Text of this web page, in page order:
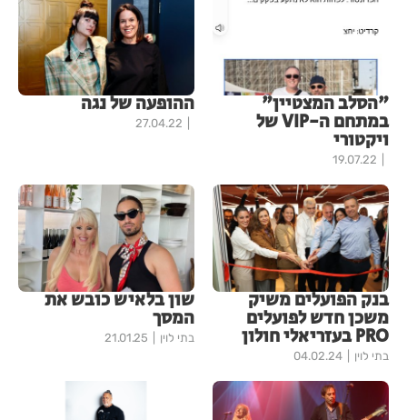
"הסלב המצטיין"
במתחם ה-VIP של
ויקטורי
19.07.22
ההופעה של נגה
27.04.22
בנק הפועלים משיק
משכן חדש לפועלים
PRO בעזריאלי חולון
בתי לוין 04.02.24
שון בלאיש כובש את
המסך
בתי לוין 21.01.25